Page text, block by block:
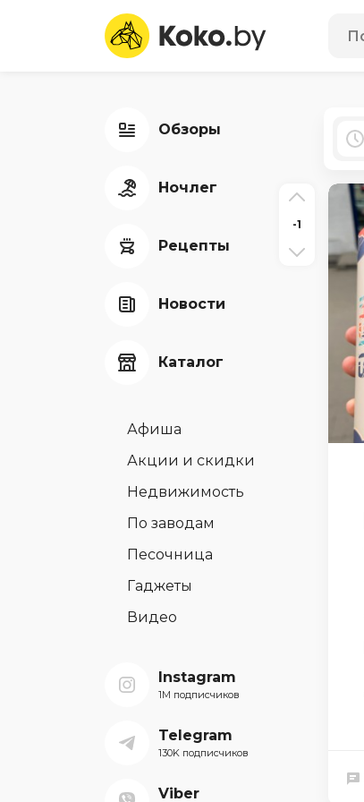
Обзоры
Ночлег
Рецепты
Новости
Каталог
Афиша
Акции и скидки
Недвижимость
По заводам
Песочница
Гаджеты
Видео
Instagram
1M подписчиков
Telegram
130K подписчиков
Viber
-1